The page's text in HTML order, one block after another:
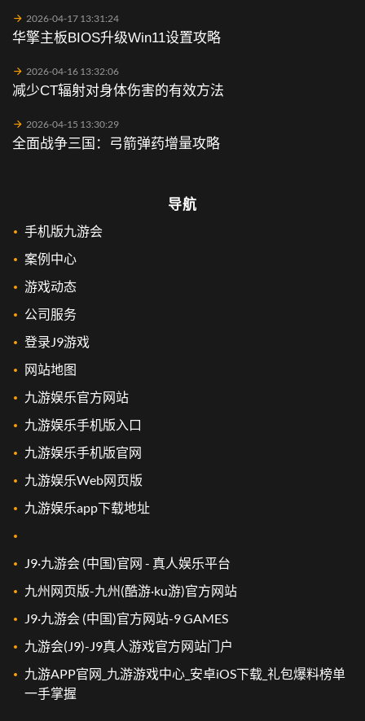
2026-04-17 13:31:24
华擎主板BIOS升级Win11设置攻略
2026-04-16 13:32:06
减少CT辐射对身体伤害的有效方法
2026-04-15 13:30:29
全面战争三国：弓箭弹药增量攻略
导航
手机版九游会
案例中心
游戏动态
公司服务
登录J9游戏
网站地图
九游娱乐官方网站
九游娱乐手机版入口
九游娱乐手机版官网
九游娱乐Web网页版
九游娱乐app下载地址
J9·九游会 (中国)官网 - 真人娱乐平台
九州网页版-九州(酷游·ku游)官方网站
J9·九游会 (中国)官方网站-9 GAMES
九游会(J9)-J9真人游戏官方网站门户
九游APP官网_九游游戏中心_安卓iOS下载_礼包爆料榜单
一手掌握